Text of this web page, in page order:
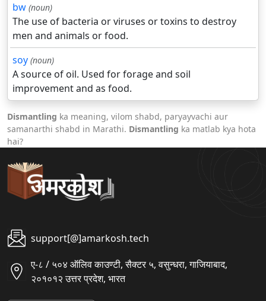
bw (noun)
The use of bacteria or viruses or toxins to destroy
men and animals or food.
soy (noun)
A source of oil. Used for forage and soil
improvement and as food.
Dismantling ka meaning, vilom shabd, paryayvachi aur
samanarthi shabd in Marathi. Dismantling ka matlab kya hota
hai?
support[@]amarkosh.tech
ए-८ / ५०४ ऑलिव काउण्टी, सैक्टर ५, वसुन्धरा, गाजियाबाद,
२०१०१२ उत्तर प्रदेश, भारत